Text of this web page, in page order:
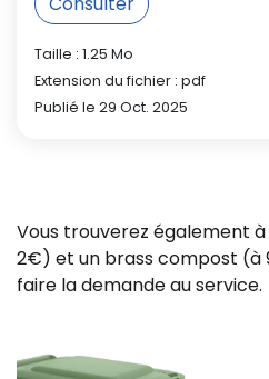
Taille : 1.25 Mo
Extension du fichier : pdf
Publié le 29 Oct. 2025
Vous trouverez également
2€) et un brass compost (à
faire la demande au service.